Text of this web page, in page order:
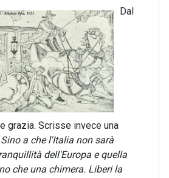
Dal
grazia. Scrisse invece una
Sino a che l'Italia non sarà
dell'Europa e quella
che una chimera. Liberi la